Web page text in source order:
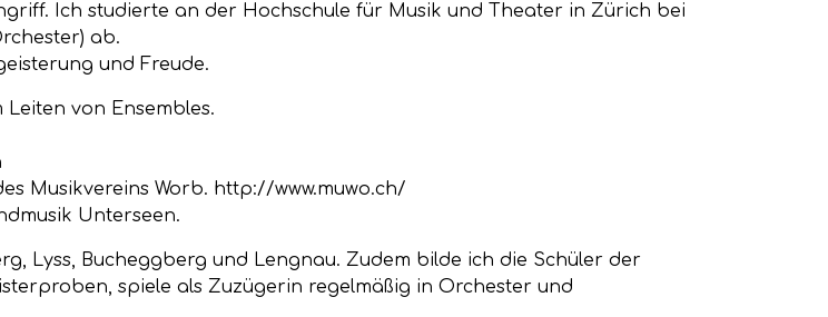
Ich studierte an der Hochschule für Musik und Theater in Zürich bei
ab.
und Freude.
von Ensembles.
Musikvereins Worb. http://www.muwo.ch/
Unterseen.
Lyss, Bucheggberg und Lengnau. Zudem bilde ich die Schüler der
spiele als Zuzügerin regelmäßig in Orchester und